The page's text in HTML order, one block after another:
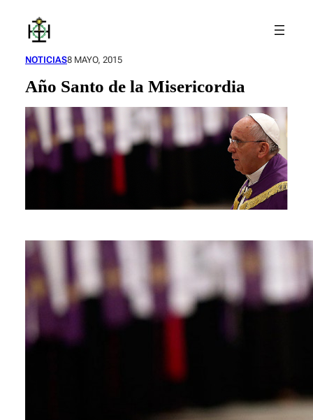
contenido
NOTICIAS8 MAYO, 2015
Año Santo de la Misericordia